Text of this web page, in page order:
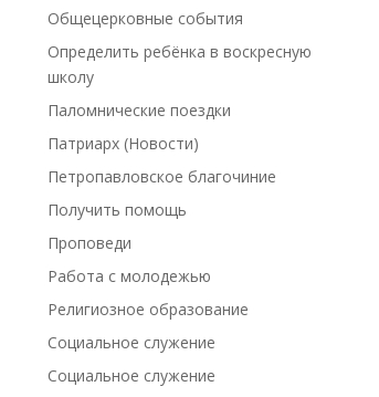
Общецерковные события
Определить ребёнка в воскресную
школу
Паломнические поездки
Патриарх (Новости)
Петропавловское благочиние
Получить помощь
Проповеди
Работа с молодежью
Религиозное образование
Социальное служение
Социальное служение